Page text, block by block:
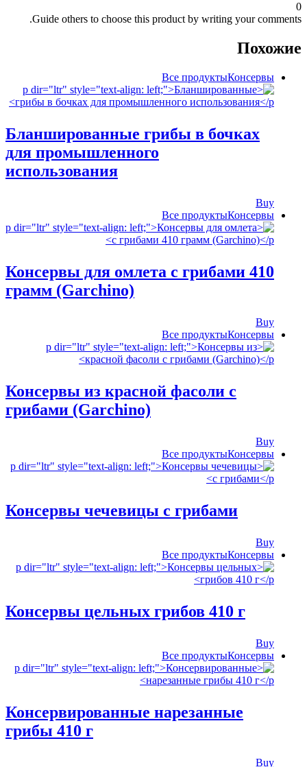
0
Guide others to choose this product by writing your comments.
Похожие
Все продукты‍Консервы
Бланшированные грибы в бочках
для промышленного
использования
Buy
Все продукты‍Консервы
Консервы для омлета с грибами 410
грамм (Garchino)
Buy
Все продукты‍Консервы
Консервы из красной фасоли с
грибами (Garchino)
Buy
Все продукты‍Консервы
Консервы чечевицы с грибами
Buy
Все продукты‍Консервы
Консервы цельных грибов 410 г
Buy
Все продукты‍Консервы
Консервированные нарезанные
грибы 410 г
Buy